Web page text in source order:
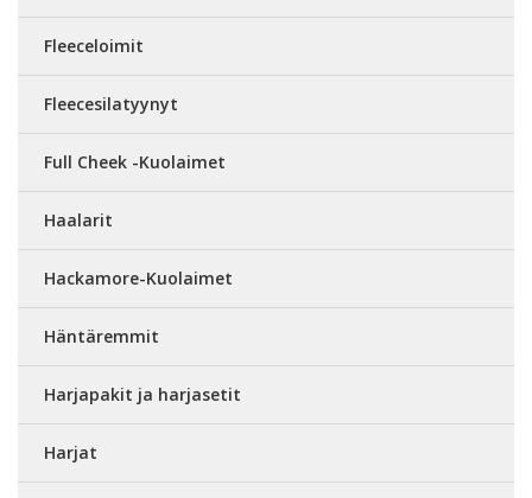
Fleeceloimit
Fleecesilatyynyt
Full Cheek -Kuolaimet
Haalarit
Hackamore-Kuolaimet
Häntäremmit
Harjapakit ja harjasetit
Harjat